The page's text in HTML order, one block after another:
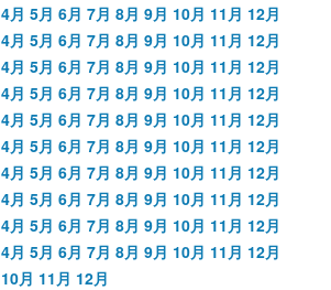
4月 5月 6月 7月 8月 9月 10月 11月 12月
4月 5月 6月 7月 8月 9月 10月 11月 12月
4月 5月 6月 7月 8月 9月 10月 11月 12月
4月 5月 6月 7月 8月 9月 10月 11月 12月
4月 5月 6月 7月 8月 9月 10月 11月 12月
4月 5月 6月 7月 8月 9月 10月 11月 12月
4月 5月 6月 7月 8月 9月 10月 11月 12月
4月 5月 6月 7月 8月 9月 10月 11月 12月
4月 5月 6月 7月 8月 9月 10月 11月 12月
4月 5月 6月 7月 8月 9月 10月 11月 12月
10月 11月 12月